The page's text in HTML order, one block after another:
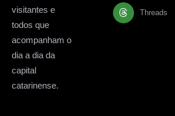
visitantes e
todos que
acompanham o
dia a dia da
capital
catarinense.
Threads